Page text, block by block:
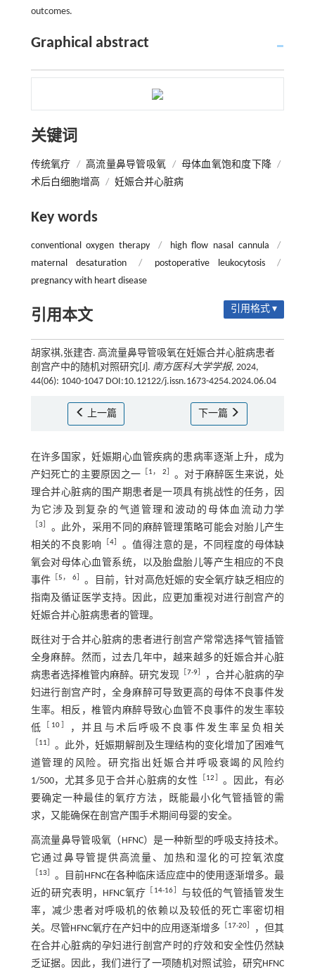
outcomes.
Graphical abstract
关键词
传统氧疗 / 高流量鼻导管吸氧 / 母体血氧饱和度下降 /
术后白细胞增高 / 妊娠合并心脏病
Key words
conventional oxygen therapy / high flow nasal cannula
/
maternal desaturation
/ postoperative leukocytosis
/
pregnancy with heart disease
引用本文 引用格式 ▾
胡家祺,张建杏. 高流量鼻导管吸氧在妊娠合并心脏病患者
剖宫产中的随机对照研究[J]. 南方医科大学学报, 2024,
44(06): 1040-1047 DOI:10.12122/j.issn.1673-4254.2024.06.04
上一篇 下一篇
在许多国家，妊娠期心血管疾病的患病率逐渐上升，成为
产妇死亡的主要原因之一［ 1， 2
。对于麻醉医生来说，处
理合并心脏病的围产期患者是一项具有挑战性的任务，因
为它涉及到复杂的气道管理和波动的母体血流动力学
［3
。此外，采用不同的麻醉管理策略可能会对胎儿产生
相关的不良影响
［4
。值得注意的是，不同程度的母体缺
氧会对母体心血管系统，以及胎盘胎儿等产生相应的不良
事件 ［5， 6］ 。目前，针对高危妊娠的安全氧疗缺乏相应的
指南及循证医学支持。因此，应更加重视对进行剖宫产的
妊娠合并心脏病患者的管理。
既往对于合并心脏病的患者进行剖宫产常常选择气管插管
全身麻醉。然而，过去几年中，越来越多的妊娠合并心脏
病患者选择椎管内麻醉。研究发现
7-9］
，合并心脏病的孕
妇进行剖宫产时，全身麻醉可导致更高的母体不良事件发
生率。相反，椎管内麻醉导致心血管不良事件的发生率较
低
10］ ，并且与术后呼吸不良事件发生率呈负相关
11
。此外，妊娠期解剖及生理结构的变化增加了困难气
道管理的风险。研究指出妊娠合并呼吸衰竭的风险约
1/500，尤其多见于合并心脏病的女性
12
。因此，有必
要确定一种最佳的氧疗方法，既能最小化气管插管的需
求，又能确保在剖宫产围手术期间母婴的安全。
高流量鼻导管吸氧（HFNC）是一种新型的呼吸支持技术。
它通过鼻导管提供高流量、加热和湿化的可控氧浓度
13
。目前HFNC在各种临床适应症中的使用逐渐增多。最
近的研究表明，HFNC氧疗
14-16
与较低的气管插管发生
率，减少患者对呼吸机的依赖以及较低的死亡率密切相
关。尽管HFNC氧疗在产妇中的应用逐渐增多
17-20
，但其
在合并心脏病的孕妇进行剖宫产时的疗效和安全性仍然缺
乏证据。因此，我们进行了一项随机对照试验，研究HFNC